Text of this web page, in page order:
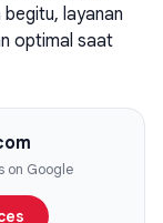
layanan
optimal saat
on Google